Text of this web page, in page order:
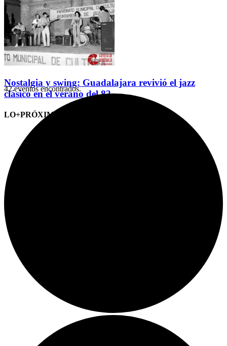
Nostalgia y swing: Guadalajara revivió el jazz
clásico en el verano del 82
LO+PRÓXIMO (CITAS)
42 eventos encontrados.